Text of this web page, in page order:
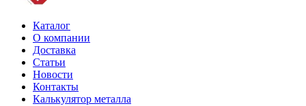
Каталог
О компании
Доставка
Статьи
Новости
Контакты
Калькулятор металла